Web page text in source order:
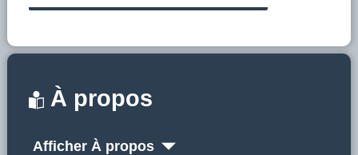
À propos
Afficher À propos